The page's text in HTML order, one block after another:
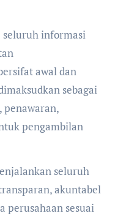
seluruh informasi
awal dan
sebagai
penawaran,
pengambilan
seluruh
akuntabel
perusahaan sesuai